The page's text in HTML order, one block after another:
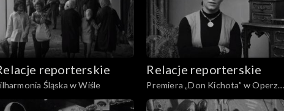
reporterskie
Śląska w Wiśle
Relacje reporterskie
Premiera „Don Kichota” w Operze
Śląskiej